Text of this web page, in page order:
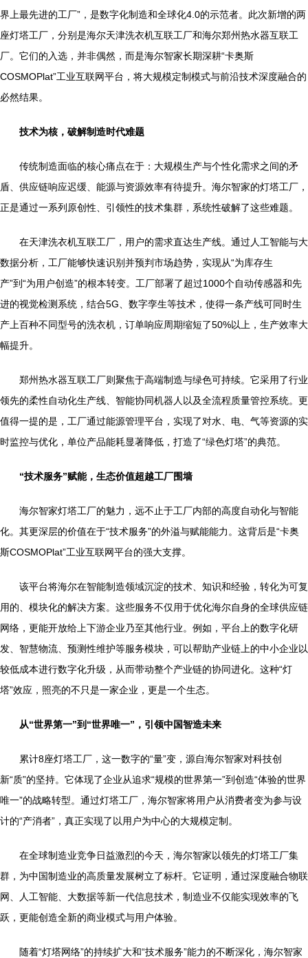
界上最先进的工厂”，是数字化制造和全球化4.0的示范者。此次新增的两
座灯塔工厂，分别是海尔天津洗衣机互联工厂和海尔郑州热水器互联工
厂。它们的入选，并非偶然，而是海尔智家长期深耕“卡奥斯
COSMOPlat”工业互联网平台，将大规模定制模式与前沿技术深度融合的
必然结果。
技术为核，破解制造时代难题
传统制造面临的核心痛点在于：大规模生产与个性化需求之间的矛
盾、供应链响应迟缓、能源与资源效率有待提升。海尔智家的灯塔工厂，
正是通过一系列原创性、引领性的技术集群，系统性破解了这些难题。
在天津洗衣机互联工厂，用户的需求直达生产线。通过人工智能与大
数据分析，工厂能够快速识别并预判市场趋势，实现从“为库存生
产”到“为用户创造”的根本转变。工厂部署了超过1000个自动传感器和先
进的视觉检测系统，结合5G、数字孪生等技术，使得一条产线可同时生
产上百种不同型号的洗衣机，订单响应周期缩短了50%以上，生产效率大
幅提升。
郑州热水器互联工厂则聚焦于高端制造与绿色可持续。它采用了行业
领先的柔性自动化生产线、智能协同机器人以及全流程质量管控系统。更
值得一提的是，工厂通过能源管理平台，实现了对水、电、气等资源的实
时监控与优化，单位产品能耗显著降低，打造了“绿色灯塔”的典范。
“技术服务”赋能，生态价值超越工厂围墙
海尔智家灯塔工厂的魅力，远不止于工厂内部的高度自动化与智能
化。其更深层的价值在于“技术服务”的外溢与赋能能力。这背后是“卡奥
斯COSMOPlat”工业互联网平台的强大支撑。
该平台将海尔在智能制造领域沉淀的技术、知识和经验，转化为可复
用的、模块化的解决方案。这些服务不仅用于优化海尔自身的全球供应链
网络，更能开放给上下游企业乃至其他行业。例如，平台上的数字化研
发、智慧物流、预测性维护等服务模块，可以帮助产业链上的中小企业以
较低成本进行数字化升级，从而带动整个产业链的协同进化。这种“灯
塔”效应，照亮的不只是一家企业，更是一个生态。
从“世界第一”到“世界唯一”，引领中国智造未来
累计8座灯塔工厂，这一数字的“量”变，源自海尔智家对科技创
新“质”的坚持。它体现了企业从追求“规模的世界第一”到创造“体验的世界
唯一”的战略转型。通过灯塔工厂，海尔智家将用户从消费者变为参与设
计的“产消者”，真正实现了以用户为中心的大规模定制。
在全球制造业竞争日益激烈的今天，海尔智家以领先的灯塔工厂集
群，为中国制造业的高质量发展树立了标杆。它证明，通过深度融合物联
网、人工智能、大数据等新一代信息技术，制造业不仅能实现效率的飞
跃，更能创造全新的商业模式与用户体验。
随着“灯塔网络”的持续扩大和“技术服务”能力的不断深化，海尔智家